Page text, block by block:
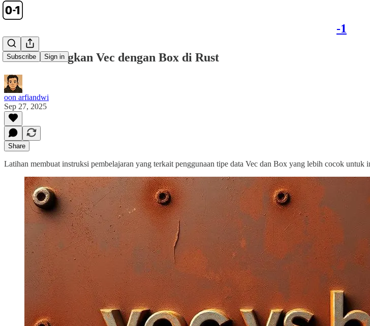
-1
Subscribe Sign in
Membandingkan Vec dengan Box di Rust
oon arfiandwi
Sep 27, 2025
Share
Latihan membuat instruksi pembelajaran yang terkait penggunaan tipe data Vec dan Box yang lebih cocok untuk